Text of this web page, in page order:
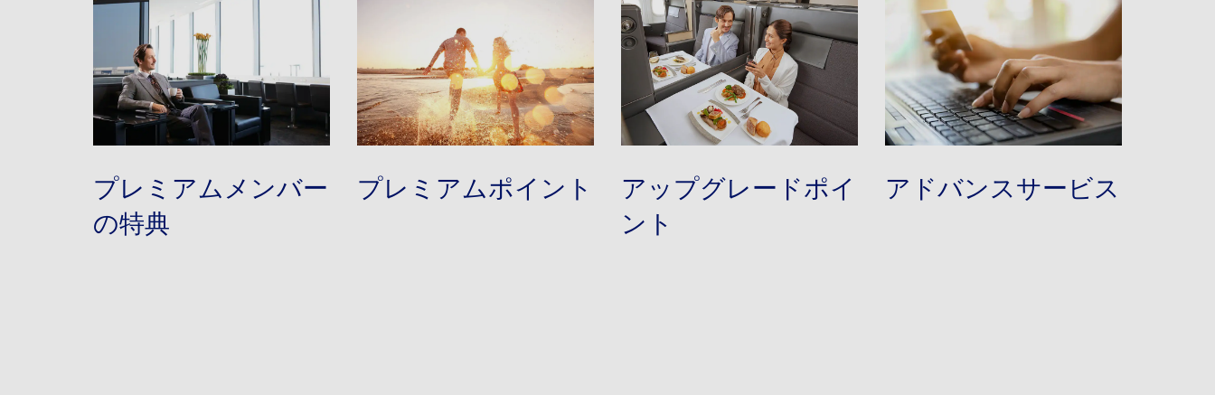
プレミアムメンバー
の特典
プレミアムポイント
アップグレードポイ
ント
アドバンスサービス